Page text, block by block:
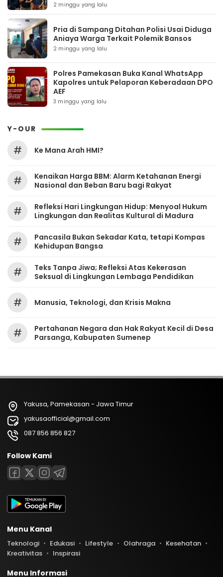
2 minggu yang lalu
Pria di Sampang Ditahan Polisi Usai Diduga
Aniaya Warga Terkait Polemik Bansos
2 minggu yang lalu
Polres Pamekasan Buka Kanal WhatsApp
Kapolres untuk Pelaporan Keberadaan DPO
AEF
3 minggu yang lalu
Y-OUR
# Ke Mana Arah HMI?
#
Kenaikan Harga BBM: Alarm Ketahanan Energi
Nasional dan Beban Baru bagi Rakyat
#
Refleksi Hari Lingkungan Hidup: Menyoal Hukum
Lingkungan dan Realitas Kultural di Madura
#
Pancasila Bukan Sekadar Kata, tetapi Kompas
Kehidupan Bangsa
#
Teks Tanpa Jiwa; Refleksi Atas Kekerasan
Seksual di Lingkungan Lembaga Pendidikan
# Manusia, Teknologi, dan Krisis Makna
#
Pertahanan Negara dan Hak Rakyat Kecil di Desa
Parsanga, Kabupaten Sumenep
Yakusa, Pamekasan - Jawa Timur
yakusaofficial@gmail.com
087 856 856 827
Follow Kami
Menu Kanal
Teknologi Edukasi Lifestyle Olahraga
Kesehatan
Kreativitas
Inspirasi
Menu Informasi